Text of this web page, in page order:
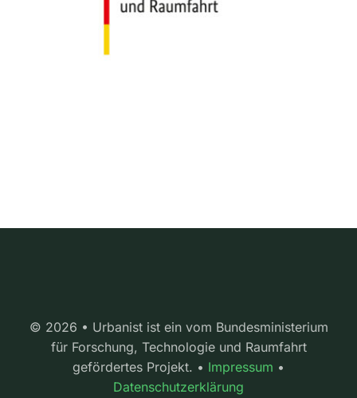
© 2026 • Urbanist ist ein vom Bundesministerium
für Forschung, Technologie und Raumfahrt
gefördertes Projekt. • Impressum •
Datenschutzerklärung